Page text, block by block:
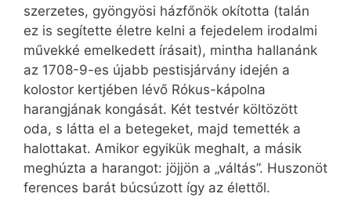
szerzetes, gyöngyösi házfőnök okította (talán
ez is segítette életre kelni a fejedelem irodalmi
művekké emelkedett írásait), mintha hallanánk
az 1708-9-es újabb pestisjárvány idején a
kolostor kertjében lévő Rókus-kápolna
harangjának kongását. Két testvér költözött
oda, s látta el a betegeket, majd temették a
halottakat. Amikor egyikük meghalt, a másik
meghúzta a harangot: jöjjön a „váltás”. Huszonöt
ferences barát búcsúzott így az élettől.